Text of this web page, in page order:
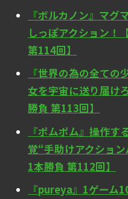
『ボルカノン』マグ
しっぽアクション！
第114回】
『世界の為の全て
女を宇宙に送り届け
勝負 第113回】
『ポムポム』操作す
覚“手助けアクショ
1本勝負 第112回】
『pureya』1ゲーム